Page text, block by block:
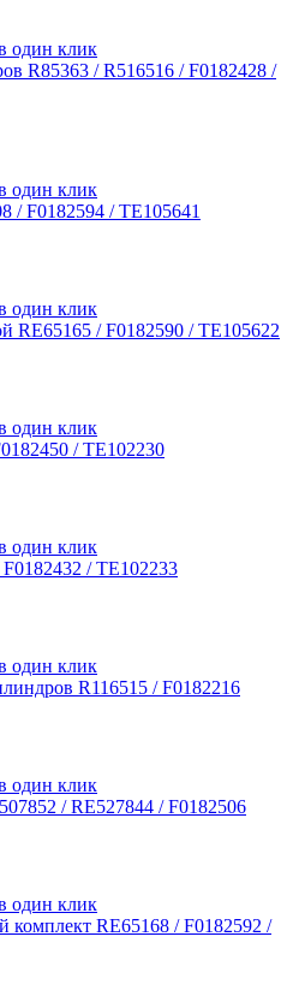
один клик
R85363 / R516516 / F0182428 /
один клик
F0182594 / TE105641
один клик
RE65165 / F0182590 / TE105622
один клик
/ TE102230
один клик
/ TE102233
один клик
R116515 / F0182216
один клик
/ RE527844 / F0182506
один клик
RE65168 / F0182592 /